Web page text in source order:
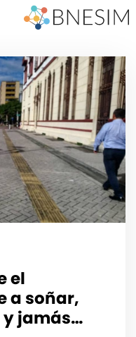
el
a soñar,
jamás…